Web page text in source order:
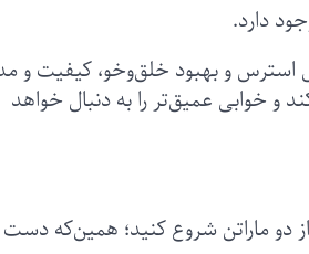
دارد.
استرس و بهبود خلق‌و‌خو، کیفیت و
خوابی عمیق‌تر را به دنبال خواهد
دو ماراتن شروع کنید؛ همین‌که دست